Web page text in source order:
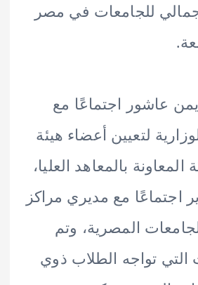
للجامعات في مصر
اجتماعًا مع
أعضاء هيئة
بالمعاهد العليا،
مع مديري مراكز
المصرية، وتم
الطلاب ذوي